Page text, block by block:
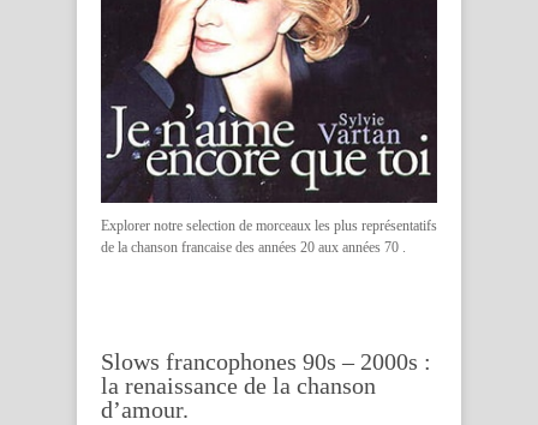
Explorer notre selection de morceaux les plus représentatifs
de la chanson francaise des années 20 aux années 70 .
Slows francophones 90s – 2000s :
la renaissance de la chanson
d’amour.